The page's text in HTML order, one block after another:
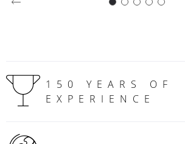
150 YEARS OF
EXPERIENCE